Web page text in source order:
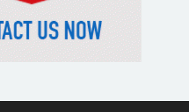
নেসকো কেন, কোনো কিছুই রাজশাহী